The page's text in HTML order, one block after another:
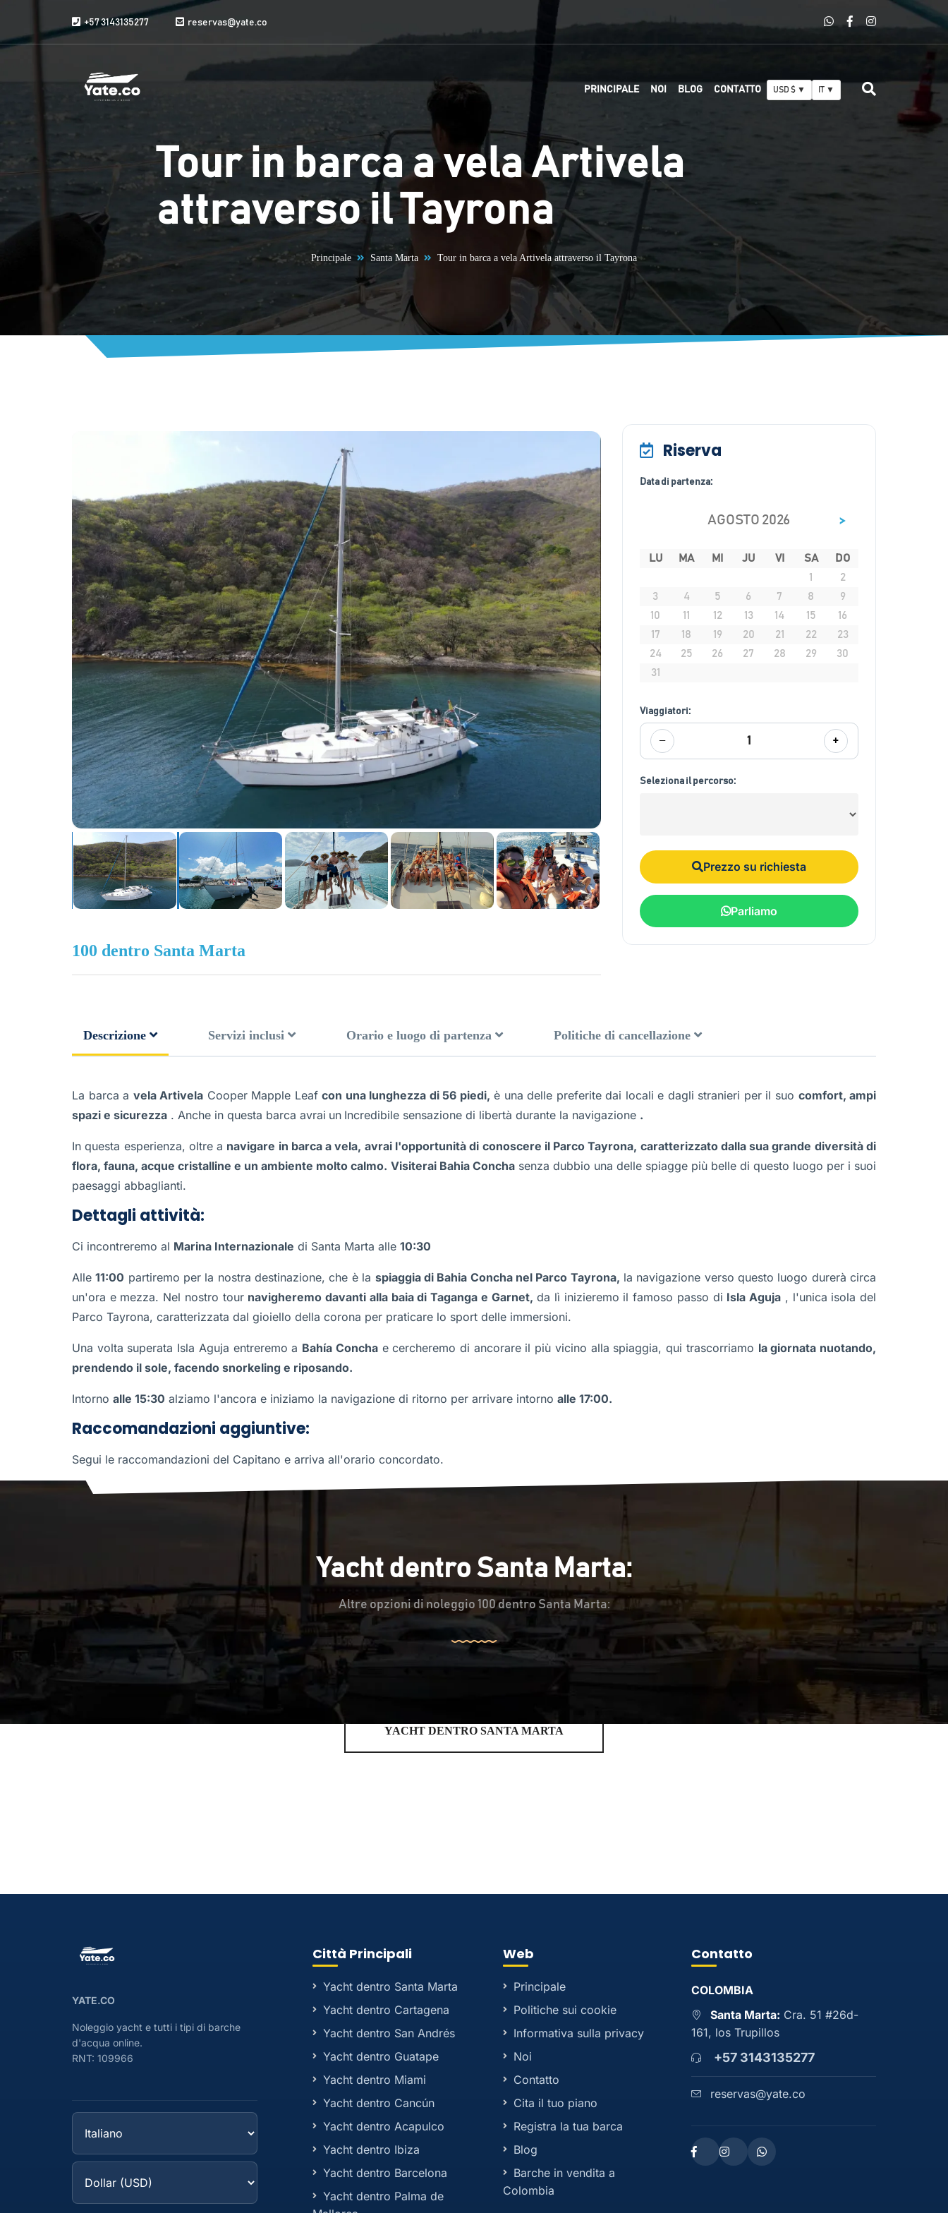
+57 3143135277 reservas@yate.co
PRINCIPALE NOI BLOG CONTATTO USD $ ▼ IT ▼
Tour in barca a vela Artivela
attraverso il Tayrona
Principale Santa Marta Tour in barca a vela Artivela attraverso il Tayrona
100 dentro Santa Marta
Riserva
Data di partenza:
AGOSTO 2026 >
LU MA MI JU VI SA
DO
1
2
3
4 5 6 7 8
9
10
11 12 13 14 15
16
17
18 19 20 21 22
23
24
25 26 27 28 29
30
31
Viaggiatori:
− 1 +
Seleziona il percorso:
Prezzo su richiesta
Parliamo
Descrizione Servizi inclusi Orario e luogo di partenza Politiche di cancellazione
La barca a vela Artivela Cooper Mapple Leafcon una lunghezza di 56 piedi, è una delle preferite dai locali e dagli stranieri per il suo comfort, ampi
spazi e sicurezza . Anche in questa barca avrai un Incredibile sensazione di libertà durante la navigazione .
In questa esperienza, oltre a navigare in barca a vela, avrai l'opportunità di conoscere il Parco Tayrona, caratterizzato dalla sua grande diversità di
flora, fauna, acque cristalline e un ambiente molto calmo. Visiterai Bahia Concha senza dubbio una delle spiagge più belle di questo luogo per i suoi
paesaggi abbaglianti.
Dettagli attività:
Ci incontreremo al Marina Internazionale di Santa Marta alle 10:30
Alle11:00 partiremo per la nostra destinazione, che è la spiaggia di Bahia Concha nel Parco Tayrona, la navigazione verso questo luogo durerà circa
un'ora e mezza. Nel nostro tour navigheremo davanti alla baia di Taganga e Garnet, da lì inizieremo il famoso passo di Isla Aguja , l'unica isola del
Parco Tayrona, caratterizzata dal gioiello della corona per praticare lo sport delle immersioni.
Una volta superata Isla Aguja entreremo a Bahía Conchae cercheremo di ancorare il più vicino alla spiaggia, qui trascorriamo la giornata nuotando,
prendendo il sole, facendo snorkeling e riposando.
Intorno alle 15:30 alziamo l'ancora e iniziamo la navigazione di ritorno per arrivare intorno alle 17:00.
Raccomandazioni aggiuntive:
Segui le raccomandazioni del Capitano e arriva all'orario concordato.
Yacht dentro Santa Marta:
Altre opzioni di noleggio 100 dentro Santa Marta:
YACHT DENTRO SANTA MARTA
YATE.CO
Noleggio yacht e tutti i tipi di barche
d'acqua online.
RNT: 109966
Città Principali
Yacht dentro Santa Marta
Yacht dentro Cartagena
Yacht dentro San Andrés
Yacht dentro Guatape
Yacht dentro Miami
Yacht dentro Cancún
Yacht dentro Acapulco
Yacht dentro Ibiza
Yacht dentro Barcelona
Yacht dentro Palma de
Web
Principale
Politiche sui cookie
Informativa sulla privacy
Noi
Contatto
Cita il tuo piano
Registra la tua barca
Blog
Barche in vendita a
Colombia
Contatto
COLOMBIA
Santa Marta: Cra. 51 #26d-
161, los Trupillos
+57 3143135277
reservas@yate.co